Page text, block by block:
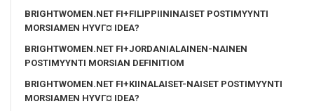
BRIGHTWOMEN.NET FI+FILIPPIININAISET POSTIMYYNTI
MORSIAMEN HYVГ¤ IDEA?
BRIGHTWOMEN.NET FI+JORDANIALAINEN-NAINEN
POSTIMYYNTI MORSIAN DEFINITIOM
BRIGHTWOMEN.NET FI+KIINALAISET-NAISET POSTIMYYNTI
MORSIAMEN HYVГ¤ IDEA?